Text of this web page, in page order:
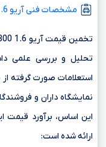
مشخصات فنی آریو S300 1.6 لیتر دنده ای
تحلیل و بررسی علمی
استعلامات صورت گرفته
نمایشگاه داران و
این اساس، برآورد
ارائه شده است: